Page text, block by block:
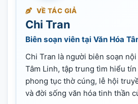
VỀ TÁC GIẢ
Chi Tran
Biên soạn viên tại Văn Hóa
Chi Tran là người biên soạn
Tâm Linh, tập trung tìm hiểu
phong tục thờ cúng, lễ hội
và đời sống văn hóa tinh thần